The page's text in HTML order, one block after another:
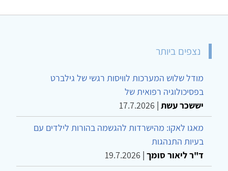
נצפים ביותר
מודל שלוש המערכות לוויסות רגשי של גילברט
בפסיכולוגיה רפואית של
יששכר עשת |
17.7.2026
מאגו לאקו: מהישרדות להגשמה בהורות לילדים עם
בעיות התנהגות
ד"ר ליאור סומך |
19.7.2026